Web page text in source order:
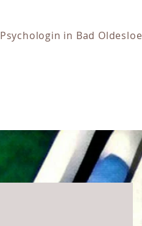
Psychologin in Bad Oldesloe